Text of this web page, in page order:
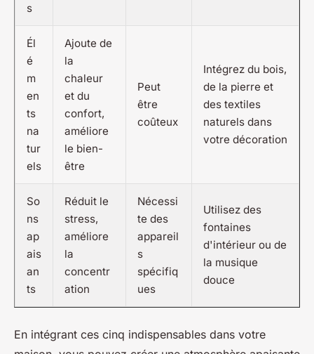
s
Él
é
m
en
ts
na
tur
els
Ajoute de
la
chaleur
et du
confort,
améliore
le bien-
être
Peut
être
coûteux
Intégrez du bois,
de la pierre et
des textiles
naturels dans
votre décoration
So
ns
ap
ais
an
ts
Réduit le
stress,
améliore
la
concentr
ation
Nécessi
te des
appareil
s
spécifiq
ues
Utilisez des
fontaines
d'intérieur ou de
la musique
douce
En intégrant ces cinq indispensables dans votre